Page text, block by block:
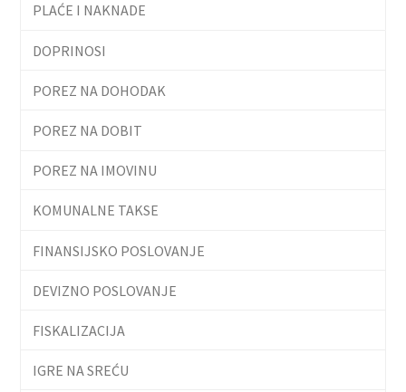
PLAĆE I NAKNADE
DOPRINOSI
POREZ NA DOHODAK
POREZ NA DOBIT
POREZ NA IMOVINU
KOMUNALNE TAKSE
FINANSIJSKO POSLOVANJE
DEVIZNO POSLOVANJE
FISKALIZACIJA
IGRE NA SREĆU